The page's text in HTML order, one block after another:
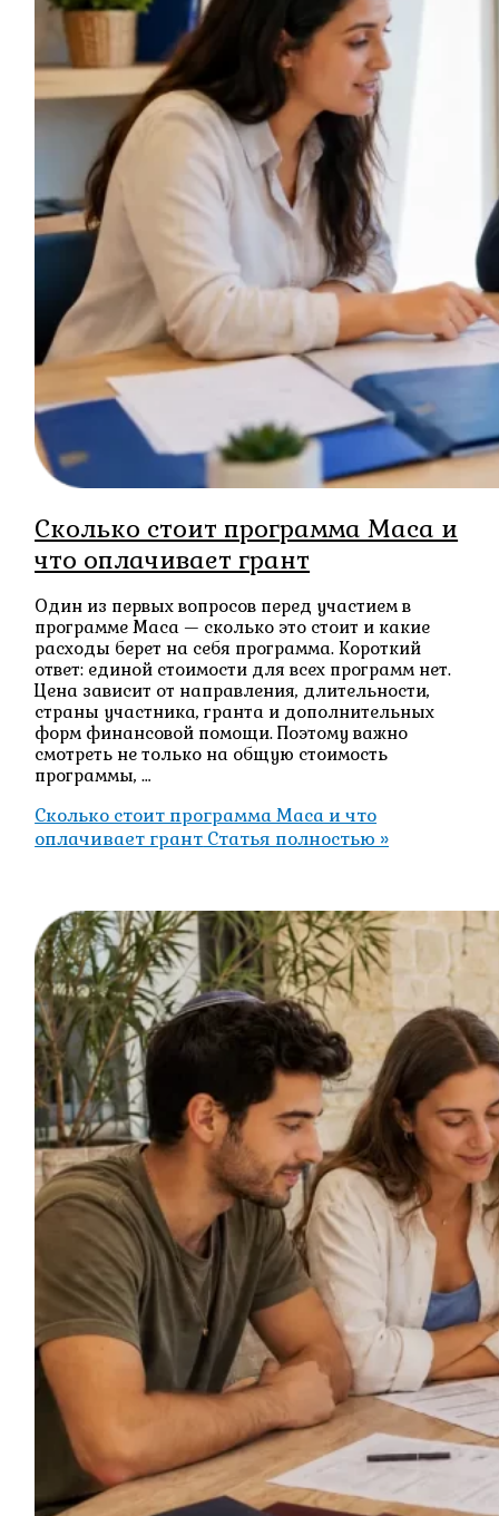
Сколько стоит программа Маса и
что оплачивает грант
Один из первых вопросов перед участием в
программе Маса — сколько это стоит и какие
расходы берет на себя программа. Короткий
ответ: единой стоимости для всех программ нет.
Цена зависит от направления, длительности,
страны участника, гранта и дополнительных
форм финансовой помощи. Поэтому важно
смотреть не только на общую стоимость
программы, …
Сколько стоит программа Маса и что
оплачивает грант Статья полностью »